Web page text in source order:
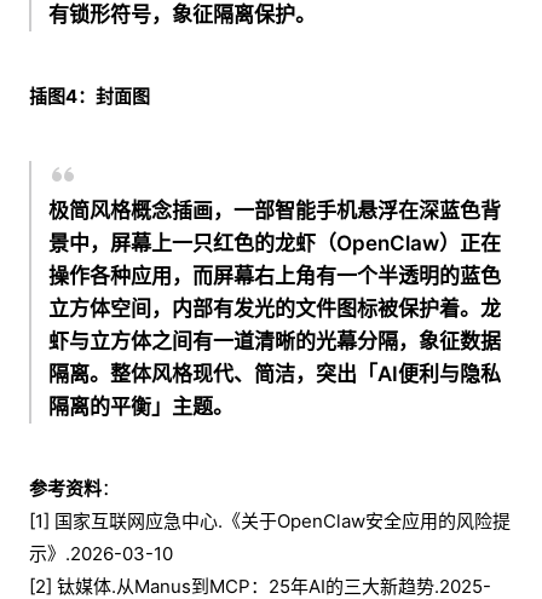
有锁形符号，象征隔离保护。
插图4：封面图
极简风格概念插画，一部智能手机悬浮在深蓝色背
景中，屏幕上一只红色的龙虾（OpenClaw）正在
操作各种应用，而屏幕右上角有一个半透明的蓝色
立方体空间，内部有发光的文件图标被保护着。龙
虾与立方体之间有一道清晰的光幕分隔，象征数据
隔离。整体风格现代、简洁，突出 「AI便利与隐私
隔离的平衡 」 主题。
参考资料：
[1] 国家互联网应急中心.《关于OpenClaw安全应用的风险提
示》.2026-03-10
[2] 钛媒体.从Manus到MCP：25年AI的三大新趋势.2025-